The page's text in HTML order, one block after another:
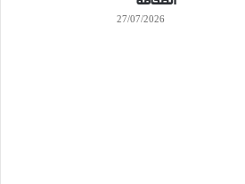
27/07/2026